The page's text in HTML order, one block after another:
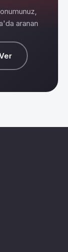
aranan